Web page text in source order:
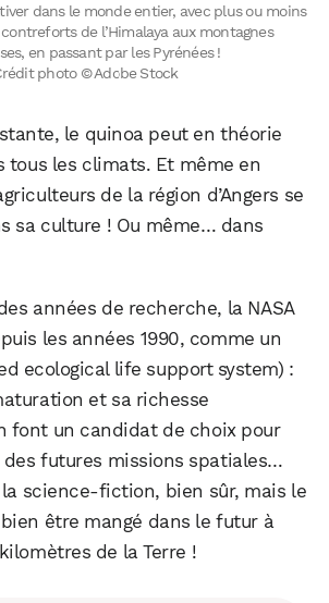
dans le monde entier, avec plus ou moins
de l’Himalaya aux montagnes
en passant par les Pyrénées !
photo © Adobe Stock
le quinoa peut en théorie
tous les climats. Et même en
de la région d’Angers se
sa culture ! Ou même… dans
années de recherche, la NASA
les années 1990, comme un
ecological life support system) :
et sa richesse
font un candidat de choix pour
des futures missions spatiales…
la science-fiction, bien sûr, mais le
être mangé dans le futur à
de la Terre !